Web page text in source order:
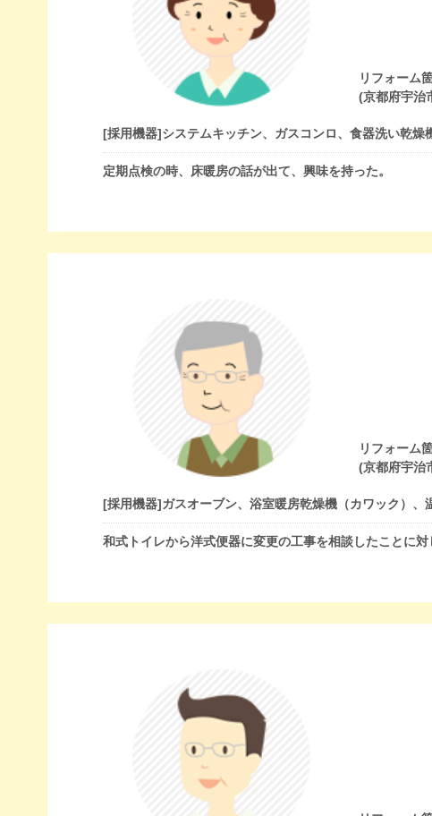
リフォーム
(京都府宇治
[採用機器]システムキッチン、ガスコンロ、食器洗い乾
定期点検の時、床暖房の話が出て、興味を持った。
リフォーム
(京都府宇治
[採用機器]ガスオーブン、浴室暖房乾燥機（カワック）
和式トイレから洋式便器に変更の工事を相談したことに